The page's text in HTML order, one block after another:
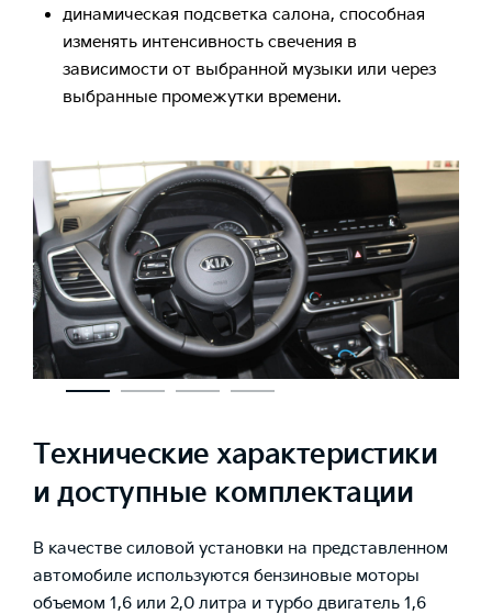
динамическая подсветка салона, способная
изменять интенсивность свечения в
зависимости от выбранной музыки или через
выбранные промежутки времени.
Технические характеристики
и доступные комплектации
В качестве силовой установки на представленном
автомобиле используются бензиновые моторы
объемом 1,6 или 2,0 литра и турбо двигатель 1,6